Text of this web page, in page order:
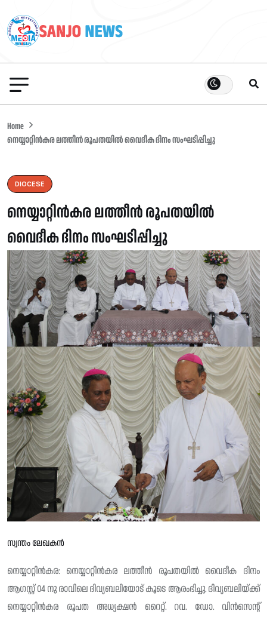
Home
നെയ്യാറ്റിൻകര ലത്തീൻ രൂപതയിൽ വൈദീക ദിനം സംഘടിപ്പിച്ചു
DIOCESE
നെയ്യാറ്റിൻകര ലത്തീൻ രൂപതയിൽ
വൈദീക ദിനം സംഘടിപ്പിച്ചു
സ്വന്തം ലേഖകൻ
നെയ്യാറ്റിൻകര: നെയ്യാറ്റിൻകര ലത്തീൻ രൂപതയിൽ വൈദീക ദിനം
ആഗസ്റ്റ് 04 നു രാവിലെ ദിവ്യബലിയോട് കൂടെ ആരംഭിച്ചു. ദിവ്യബലിയ്ക്ക്
നെയ്യാറ്റിൻകര രൂപത അധ്യക്ഷൻ റൈറ്റ്. റവ. ഡോ. വിൻസെന്റ്